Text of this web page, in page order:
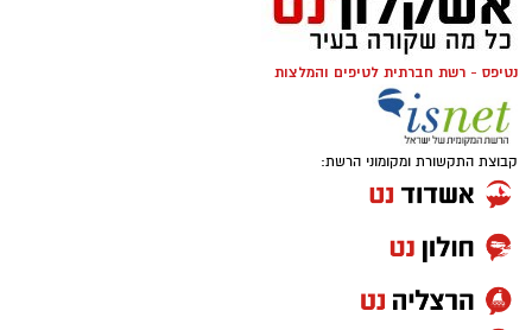
נטיפס - רשת חברתית לטיפים והמלצות
קבוצת התקשורת ומקומוני הרשת: